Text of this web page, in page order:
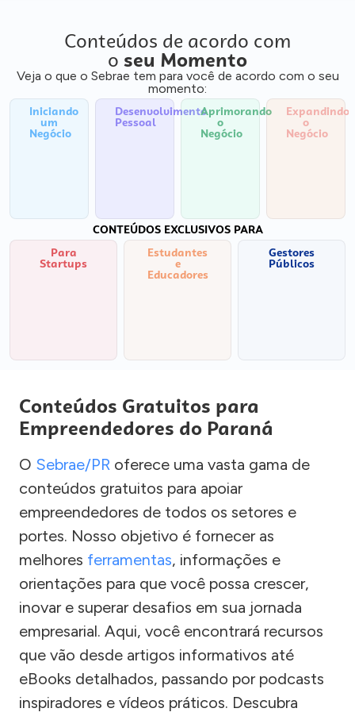
Conteúdos de acordo com
o seu Momento
Veja o que o Sebrae tem para você de acordo com o seu
momento:
Iniciando
um
Negócio
Desenvolvimento
Pessoal
Aprimorando
o
Negócio
Expandindo
o
Negócio
CONTEÚDOS EXCLUSIVOS PARA
Para
Startups
Estudantes
e
Educadores
Gestores
Públicos
Conteúdos Gratuitos para
Empreendedores do Paraná
O Sebrae/PR oferece uma vasta gama de
conteúdos gratuitos para apoiar
empreendedores de todos os setores e
portes. Nosso objetivo é fornecer as
melhores ferramentas, informações e
orientações para que você possa crescer,
inovar e superar desafios em sua jornada
empresarial. Aqui, você encontrará recursos
que vão desde artigos informativos até
eBooks detalhados, passando por podcasts
inspiradores e vídeos práticos. Descubra